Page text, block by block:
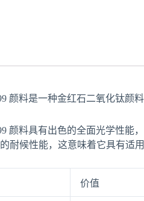
颜料是一种金红石二氧化钛颜
颜料具有出色的全面光学性能
耐候性能，这意味着它具有适
价值